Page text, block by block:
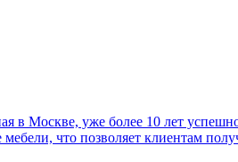
в Москве, уже более 10 лет
что позволяет клиентам